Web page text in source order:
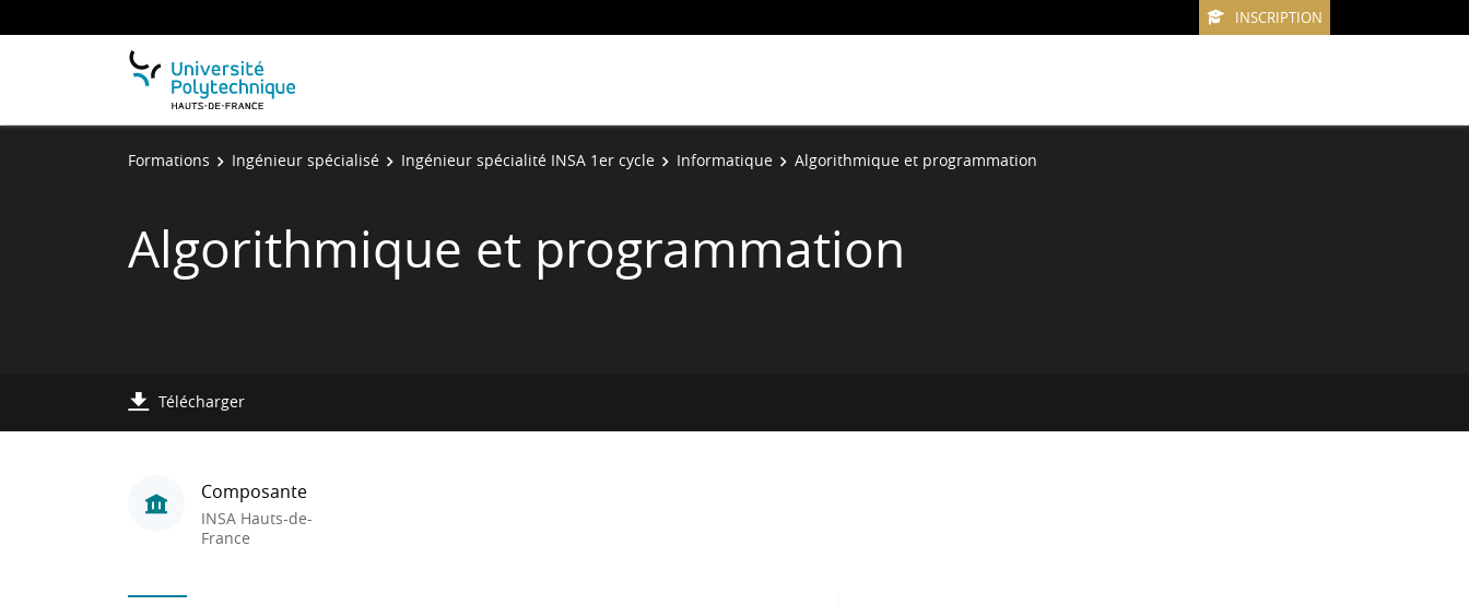
INSCRIPTION
Formations Ingénieur spécialisé Ingénieur spécialité INSA 1er cycle Informatique Algorithmique et programmation
Algorithmique et programmation
Télécharger
Composante
INSA Hauts-de-
France